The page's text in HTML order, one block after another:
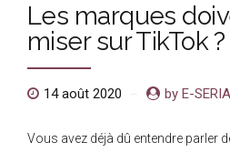
Les marques
miser sur TikTok ?
14 août 2020 by E-
Vous avez déjà dû entendre parler